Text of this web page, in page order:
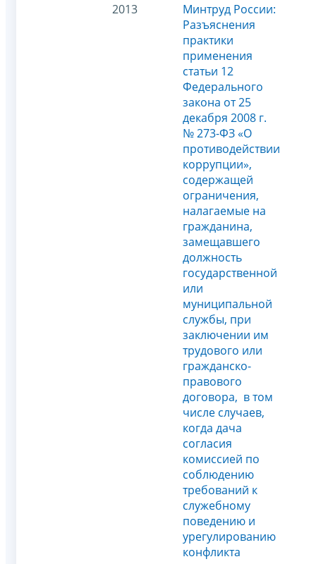
2013
Минтруд России:
Разъяснения
практики
применения
статьи 12
Федерального
закона от 25
декабря 2008 г.
№ 273-ФЗ «О
противодействии
коррупции»,
содержащей
ограничения,
налагаемые на
гражданина,
замещавшего
должность
государственной
или
муниципальной
службы, при
заключении им
трудового или
гражданско-
правового
договора, в том
числе случаев,
когда дача
согласия
комиссией по
соблюдению
требований к
служебному
поведению и
урегулированию
конфликта